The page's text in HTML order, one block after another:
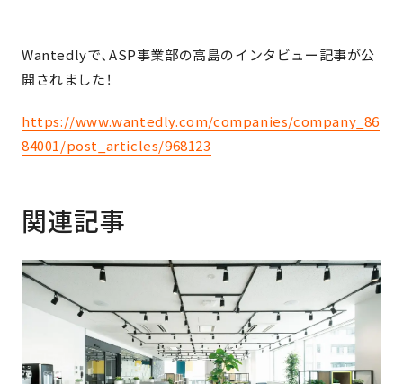
Wantedlyで、ASP事業部の高島のインタビュー記事が公
開されました！
https://www.wantedly.com/companies/company_86
84001/post_articles/968123
関連記事